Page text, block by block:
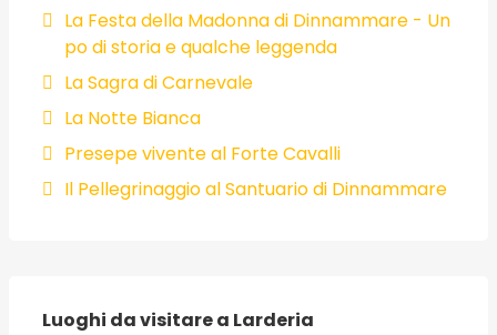
La Festa della Madonna di Dinnammare - Un
po di storia e qualche leggenda
La Sagra di Carnevale
La Notte Bianca
Presepe vivente al Forte Cavalli
Il Pellegrinaggio al Santuario di Dinnammare
Luoghi da visitare a Larderia